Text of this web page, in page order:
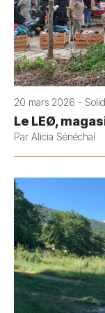
20 mars 2026 -
Le LEØ,
Par Alicia Sénéchal